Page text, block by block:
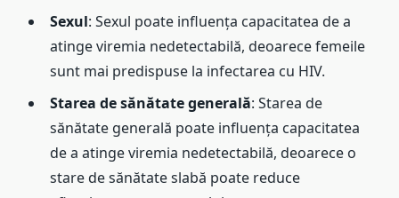
Sexul: Sexul poate influența capacitatea de a
atinge viremia nedetectabilă, deoarece femeile
sunt mai predispuse la infectarea cu HIV.
Starea de sănătate generală: Starea de
sănătate generală poate influența capacitatea
de a atinge viremia nedetectabilă, deoarece o
stare de sănătate slabă poate reduce